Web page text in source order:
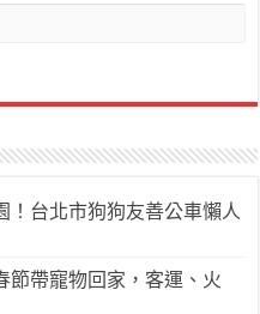
！台北市狗狗友善公車懶人
節帶寵物回家，客運、火